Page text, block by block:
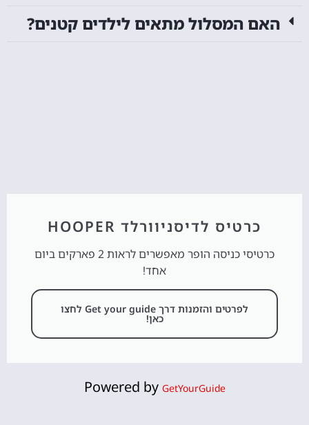
האם המסלול מתאים לילדים קטנים?
כרטיס לדיסניוורלד HOOPER
כרטיסי כניסה הופר מאפשרים לראות 2 פארקים ביום
אחד!
לפרטים והזמנות דרך Get your guide לחצו
כאן!
Powered by GetYourGuide